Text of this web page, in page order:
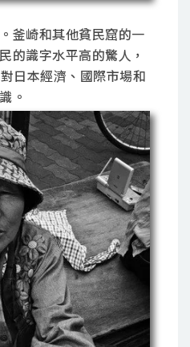
釜崎和其他貧民窟的一
的識字水平高的驚人，
日本經濟、國際市場和
。